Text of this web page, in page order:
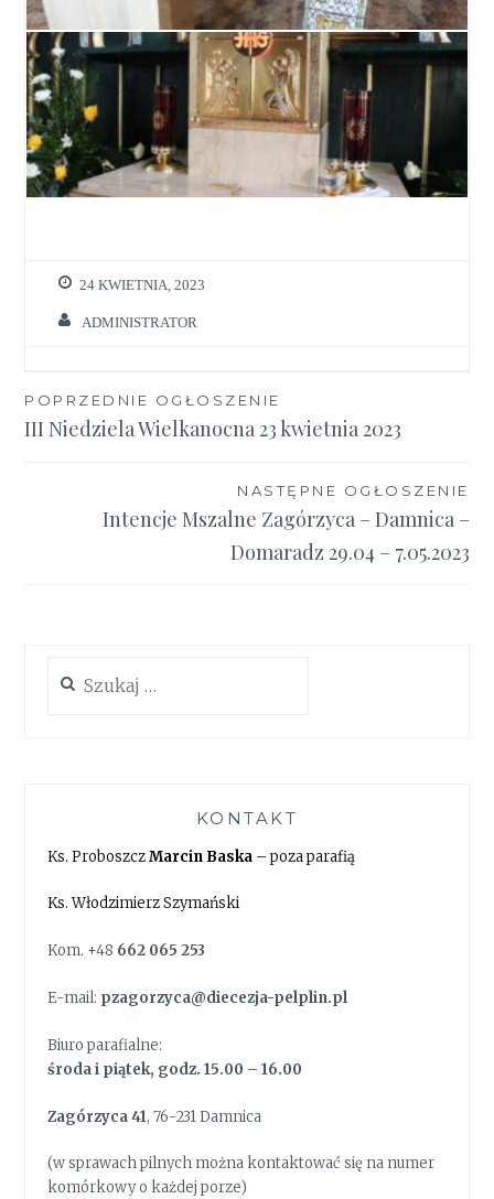
24 KWIETNIA, 2023
ADMINISTRATOR
Nawigacja
wpisu
POPRZEDNIE OGŁOSZENIE
III Niedziela Wielkanocna 23 kwietnia 2023
NASTĘPNE OGŁOSZENIE
Intencje Mszalne Zagórzyca – Damnica –
Domaradz 29.04 – 7.05.2023
KONTAKT
Ks. ProboszczMarcin Baska – poza parafią
Ks. Włodzimierz Szymański
Kom. +48 662 065 253
E-mail: pzagorzyca@diecezja-pelplin.pl
Biuro parafialne:
środa i piątek, godz. 15.00 – 16.00
Zagórzyca 41, 76-231 Damnica
(w sprawach pilnych można kontaktować się na numer
komórkowy o każdej porze)